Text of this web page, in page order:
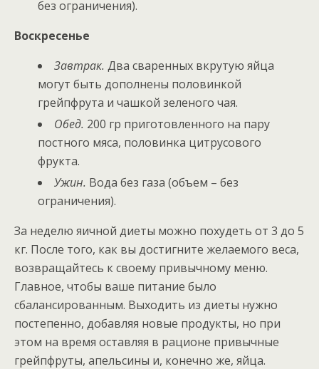
без ограничения).
Воскресенье
Завтрак. Два сваренных вкрутую яйца
могут быть дополнены половинкой
грейпфрута и чашкой зеленого чая.
Обед. 200 гр приготовленного на пару
постного мяса, половинка цитрусового
фрукта.
Ужин. Вода без газа (объем – без
ограничения).
За неделю яичной диеты можно похудеть от 3 до 5
кг. После того, как вы достигните желаемого веса,
возвращайтесь к своему привычному меню.
Главное, чтобы ваше питание было
сбалансированным. Выходить из диеты нужно
постепенно, добавляя новые продукты, но при
этом на время оставляя в рационе привычные
грейпфруты, апельсины и, конечно же, яйца.